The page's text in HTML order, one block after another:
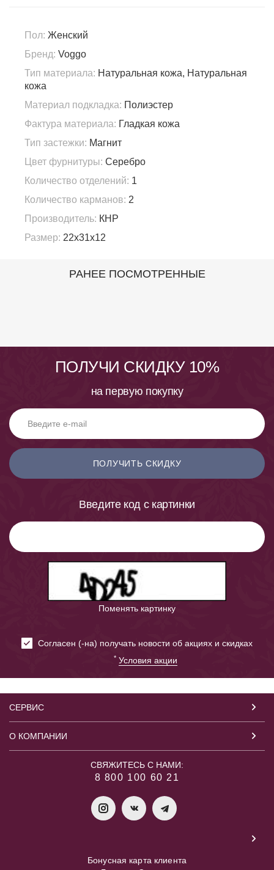
Пол: Женский
Бренд: Voggo
Тип материала: Натуральная кожа, Натуральная
кожа
Материал подкладка: Полиэстер
Фактура материала: Гладкая кожа
Тип застежки: Магнит
Цвет фурнитуры: Серебро
Количество отделений: 1
Количество карманов: 2
Производитель: КНР
Размер: 22x31x12
РАНЕЕ ПОСМОТРЕННЫЕ
ПОЛУЧИ СКИДКУ 10%
на первую покупку
ПОЛУЧИТЬ СКИДКУ
Введите код с картинки
Поменять картинку
Cогласен (-на) получать новости об акциях и скидках
* Условия акции
СЕРВИС
О КОМПАНИИ
СВЯЖИТЕСЬ С НАМИ:
8 800 100 60 21
Бонусная карта клиента